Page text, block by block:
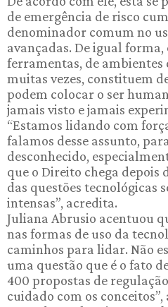
de emergência de risco
denominador comum no
avançadas. De igual forma,
ferramentas, de ambientes
muitas vezes, constituem
podem colocar o ser
jamais visto e jamais
“Estamos lidando com
falamos desse assunto,
desconhecido,
que o Direito chega depois
das questões tecnológicas
intensas”, acredita.
Juliana Abrusio acentuou
nas formas de uso da
caminhos para lidar. Não
uma questão que é o fato
400 propostas de
cuidado com os